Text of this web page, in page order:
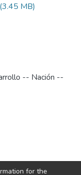
MB)
-- Nación --
for the